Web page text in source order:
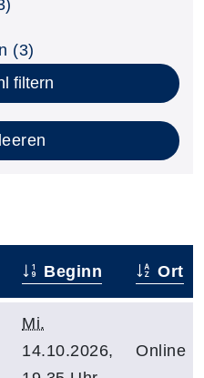
(3)
filtern
Beginn Ort
Mi.
14.10.2026,
Online